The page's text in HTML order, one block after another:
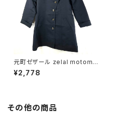
元町ゼザール zelal motomac
hi コート ロング サイドポケット
ボタン 紺 13ARサイズ 78606
¥2,778
その他の商品